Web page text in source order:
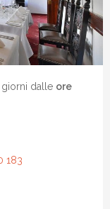
giorni dalle ore
183